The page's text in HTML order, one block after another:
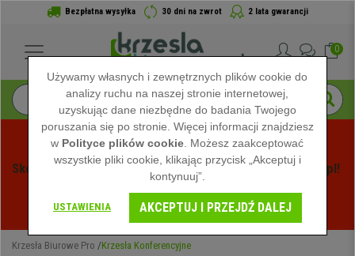
Bezpłatna wysyłka 30 dni na zwrot 2 lata gwarancji
0
Skorzystaj z Letnich Wyprzedaży na Krzeslabiurowepro.pl!
Zobacz oferty -
Krzesła Biurowe Pro Krzesła Konferencyjne
Używamy własnych i zewnętrznych plików cookie do
analizy ruchu na naszej stronie internetowej,
uzyskując dane niezbędne do badania Twojego
poruszania się po stronie. Więcej informacji znajdziesz
w Polityce plików cookie . Możesz zaakceptować
wszystkie pliki cookie, klikając przycisk „Akceptuj i
kontynuuj”.
USTAWIENIA AKCEPTUJ I PRZEJDŹ DALEJ